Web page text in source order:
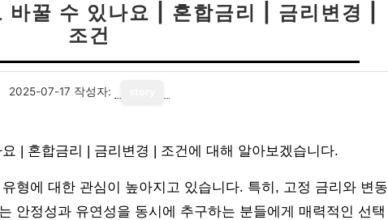
바꿀 수 있나요 | 혼합금리 | 금리변경 |
조건
2025-07-17 작성자:
| 혼합금리 | 금리변경 | 조건에 대해 알아보겠습니다.
형에 대한 관심이 높아지고 있습니다. 특히, 고정 금리와 변동
안정성과 유연성을 동시에 추구하는 분들에게 매력적인 선택